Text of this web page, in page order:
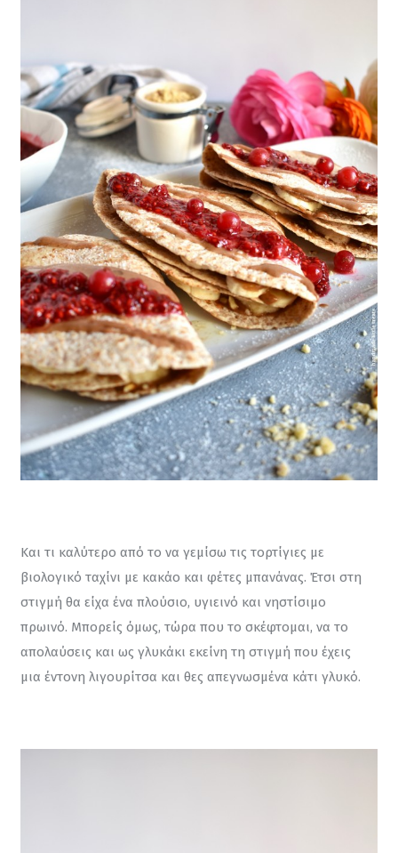
Και τι καλύτερο από το να γεμίσω τις τορτίγιες με
βιολογικό ταχίνι με κακάο και φέτες μπανάνας. Έτσι στη
στιγμή θα είχα ένα πλούσιο, υγιεινό και νηστίσιμο
πρωινό. Μπορείς όμως, τώρα που το σκέφτομαι, να το
απολαύσεις και ως γλυκάκι εκείνη τη στιγμή που έχεις
μια έντονη λιγουρίτσα και θες απεγνωσμένα κάτι γλυκό.